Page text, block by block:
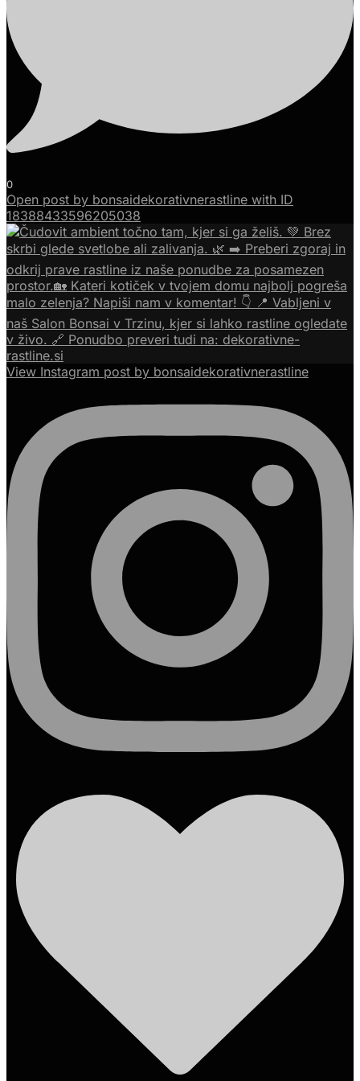
0
Open post by bonsaidekorativnerastline with ID
18388433596205038
View Instagram post by bonsaidekorativnerastline